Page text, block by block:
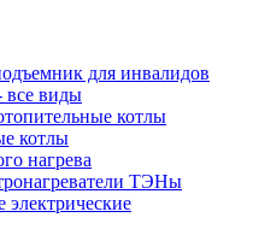
для инвалидов
все виды
котлы
котлы
нагрева
ТЭНы
электрические